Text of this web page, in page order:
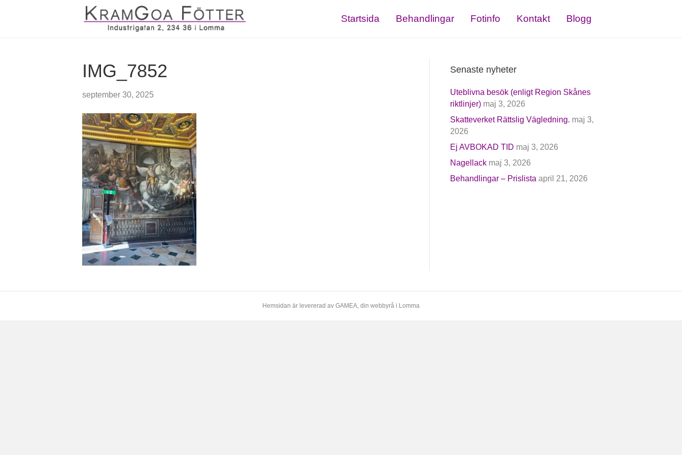
Startsida Behandlingar Fotinfo Kontakt Blogg
IMG_7852
september 30, 2025
Senaste nyheter
Uteblivna besök (enligt Region Skånes
riktlinjer) maj 3, 2026
Skatteverket Rättslig Vägledning. maj 3,
2026
Ej AVBOKAD TID maj 3, 2026
Nagellack maj 3, 2026
Behandlingar – Prislista april 21, 2026
Hemsidan är levererad av GAMEA, din webbyrå i Lomma